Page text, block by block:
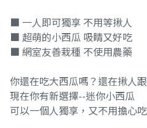
■ 一人即可獨享 不用等揪人
■ 超萌的小西瓜 吸睛又好吃
■ 網室友善栽種 不使用農藥
你還在吃大西瓜嗎？還在揪人
現在你有新選擇--迷你小西瓜
可以一個人獨享，又不用擔心